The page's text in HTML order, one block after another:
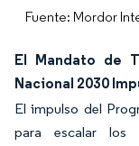
Fuente: Mordor
El Mandato de
Nacional 2030
El impulso del
para escalar los